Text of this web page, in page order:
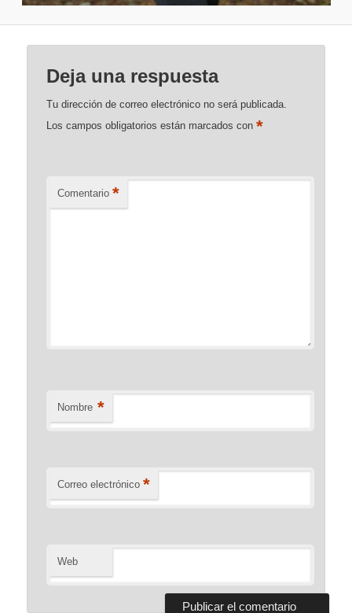
Deja una respuesta
Tu dirección de correo electrónico no será publicada.
Los campos obligatorios están marcados con*
Comentario *
Nombre *
Correo electrónico *
Web